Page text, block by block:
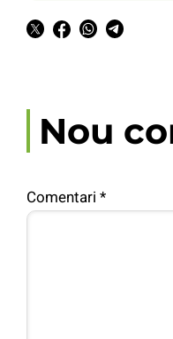
Nou
Comentari *